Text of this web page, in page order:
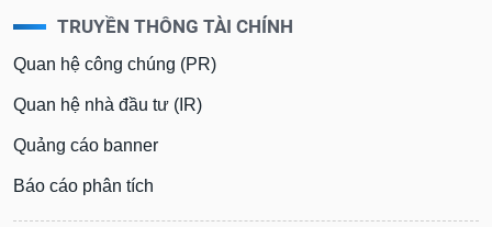
TRUYỀN THÔNG TÀI CHÍNH
Quan hệ công chúng (PR)
Quan hệ nhà đầu tư (IR)
Quảng cáo banner
Báo cáo phân tích